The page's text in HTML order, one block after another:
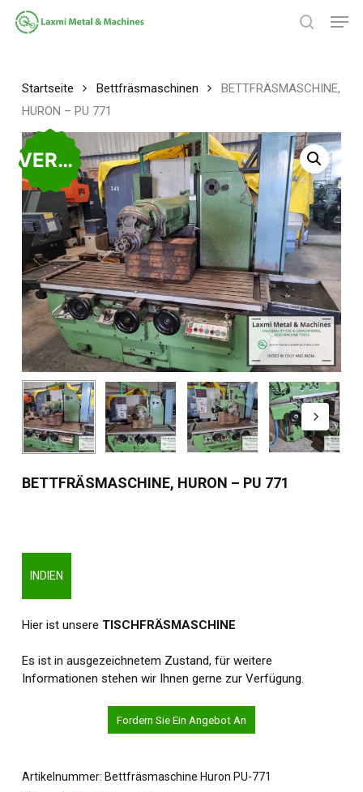
Zum
Hauptinhalt
Startseite Bettfräsmaschinen
BETTFRÄSMASCHINE,
HURON – PU 771
VERKAUFT
BETTFRÄSMASCHINE, HURON – PU 771
INDIEN
Hier ist unsere TISCHFRÄSMASCHINE
Es ist in ausgezeichnetem Zustand, für weitere
Informationen stehen wir Ihnen gerne zur Verfügung.
Fordern Sie Ein Angebot An
Artikelnummer: Bettfräsmaschine Huron PU-771